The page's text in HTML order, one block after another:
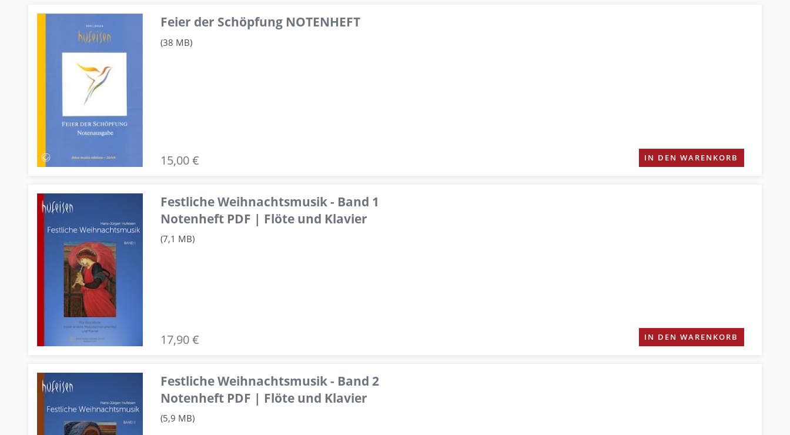
Feier der Schöpfung NOTENHEFT
(38 MB)
15,00 € IN DEN WARENKORB
Festliche Weihnachtsmusik - Band 1
Notenheft PDF | Flöte und Klavier
(7,1 MB)
17,90 € IN DEN WARENKORB
Festliche Weihnachtsmusik - Band 2
Notenheft PDF | Flöte und Klavier
(5,9 MB)